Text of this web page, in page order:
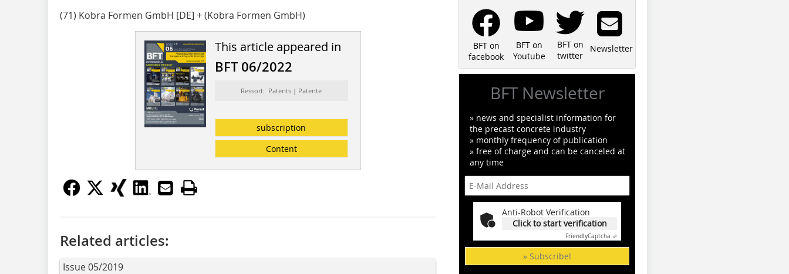
(71) Kobra Formen GmbH [DE] + (Kobra Formen GmbH)
This article appeared in
BFT 06/2022
Ressort: Patents | Patente
subscription
Content
Related articles:
Issue 05/2019
BFT on
facebook
BFT on
Youtube
BFT on
twitter
Newsletter
BFT Newsletter
» news and specialist information for
the precast concrete industry
» monthly frequency of publication
» free of charge and can be canceled at
any time
Anti-Robot Verification
Click to start verification
FriendlyCaptcha ⇗
» Subscribe!